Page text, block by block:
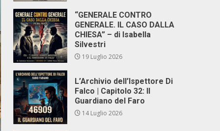
“GENERALE CONTRO
GENERALE. IL CASO DALLA
CHIESA” – di Isabella
Silvestri
19 Luglio 2026
L’Archivio dell’Ispettore Di
Falco | Capitolo 32: Il
Guardiano del Faro
14 Luglio 2026